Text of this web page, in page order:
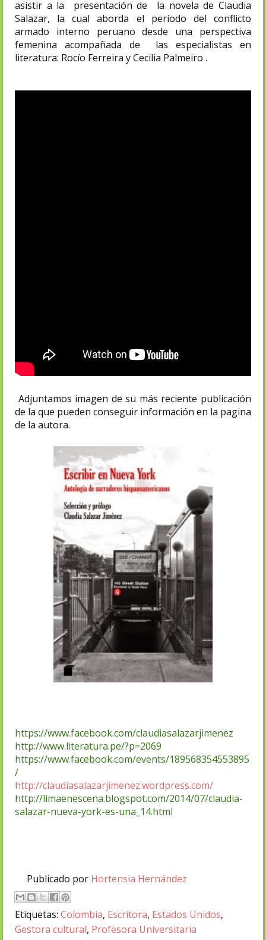
asistir a la presentación de la novela de Claudia
Salazar, la cual aborda el período del conflicto
armado interno peruano desde una perspectiva
femenina acompañada de las especialistas en
literatura: Rocío Ferreira y Cecilia Palmeiro .
Adjuntamos imagen de su más reciente publicación
de la que pueden conseguir información en la pagina
de la autora.
https://www.facebook.com/claudiasalazarjimenez
http://www.literatura.pe/?p=2069
https://www.facebook.com/events/189568354553895
/
http://claudiasalazarjimenez.wordpress.com/
http://limaenescena.blogspot.com/2014/07/claudia-
salazar-nueva-york-es-una_14.html
Publicado por Hortensia Hernández
Etiquetas: Colombia, Escritora, Estados Unidos,
Gestora cultural, Profesora Universitaria